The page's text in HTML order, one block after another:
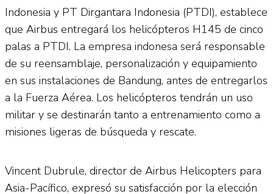
Indonesia y PT Dirgantara Indonesia (PTDI), establece
que Airbus entregará los helicópteros H145 de cinco
palas a PTDI. La empresa indonesa será responsable
de su reensamblaje, personalización y equipamiento
en sus instalaciones de Bandung, antes de entregarlos
a la Fuerza Aérea. Los helicópteros tendrán un uso
militar y se destinarán tanto a entrenamiento como a
misiones ligeras de búsqueda y rescate.
Vincent Dubrule, director de Airbus Helicopters para
Asia-Pacífico, expresó su satisfacción por la elección